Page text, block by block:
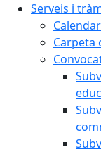
Serveis i
Carpeta